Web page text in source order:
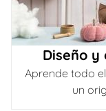
Diseño y
Aprende todo
un